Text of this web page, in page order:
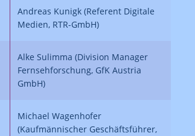
Andreas Kunigk (Referent Digitale
Medien, RTR-GmbH)
Alke Sulimma (Division Manager
Fernsehforschung, GfK Austria
GmbH)
Michael Wagenhofer
(Kaufmännischer Geschäftsführer,